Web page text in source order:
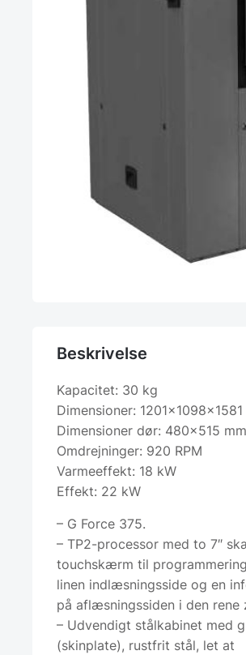
Beskrivelse
Kapacitet: 30 kg
Dimensioner: 1201x1098x1581
Dimensioner dør: 480×515 mm
Omdrejninger: 920 RPM
Varmeeffekt: 18 kW
Effekt: 22 kW
– G Force 375.
– TP2-processor med to 7″
touchskærm til
linen indlæsningsside og en
på aflæsningssiden i den rene
– Udvendigt stålkabinet med
(skinplate), rustfrit stål, let at